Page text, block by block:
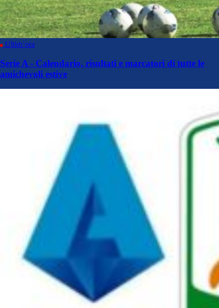
Ultim’ora
Serie A - Calendario, risultati e marcatori di tutte le
amichevoli estive